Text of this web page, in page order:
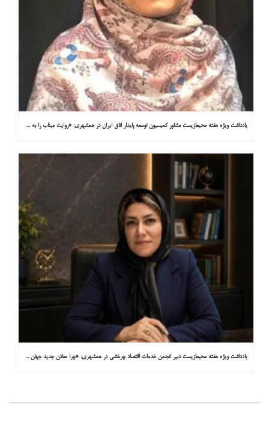
یادداشت ویژه هفته محیط‌زیست مشاور کمیسیون توسعه پایدار اتاق ایران در همشهری: «روایت میناب را به کاپ ۳۱ ببریم»
یادداشت ویژه هفته محیط‌زیست دبیر انجمن خدمات اقتصاد چرخشی در همشهری: «چرا معادن جدید جهان زیر زمین نیستند؟»